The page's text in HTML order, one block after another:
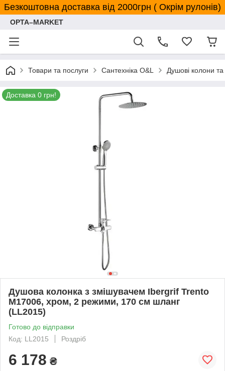
Безкоштовна доставка від 2000грн ( Окрім рулонів)
OPTA–MARKET
Товари та послуги Сантехніка O&L Душові колони
Доставка 0 грн!
Душова колонка з змішувачем Ibergrif Trento
M17006, хром, 2 режими, 170 см шланг
(LL2015)
Готово до відправки
Код: LL2015
Роздріб
6 178 ₴